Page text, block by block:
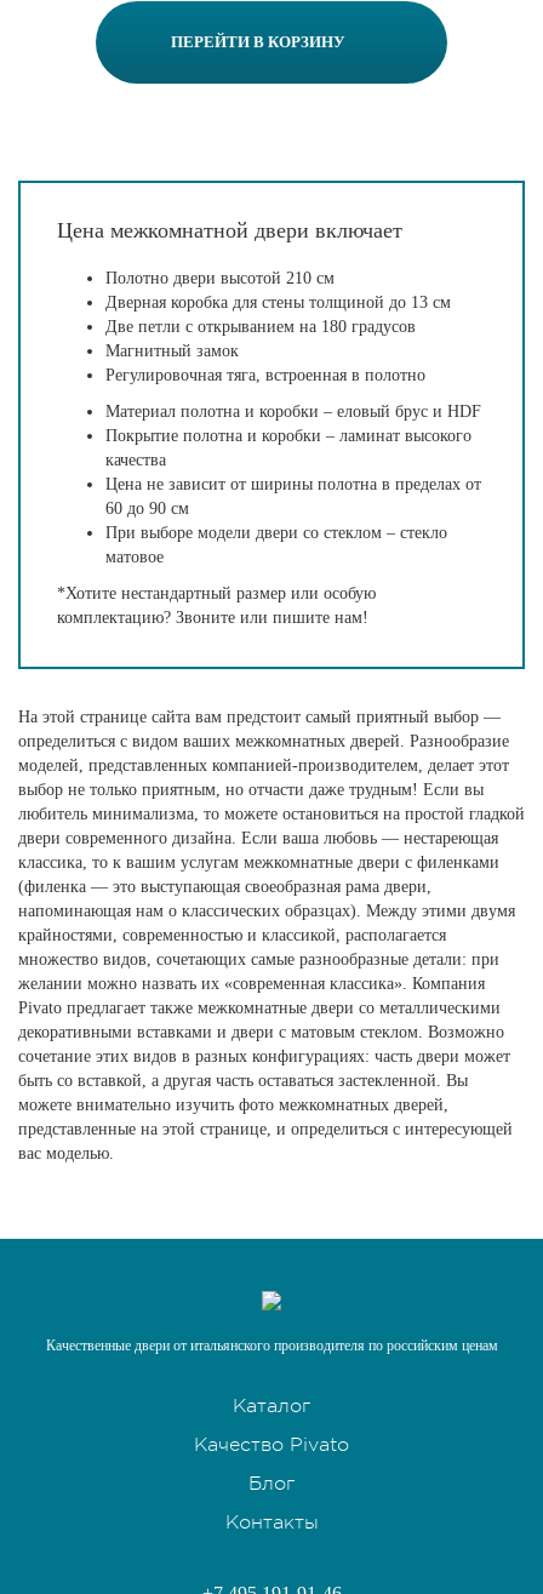
ПЕРЕЙТИ В КОРЗИНУ
Цена межкомнатной двери включает
Полотно двери высотой 210 см
Дверная коробка для стены толщиной до 13 см
Две петли с открыванием на 180 градусов
Магнитный замок
Регулировочная тяга, встроенная в полотно
Материал полотна и коробки – еловый брус и HDF
Покрытие полотна и коробки – ламинат высокого
качества
Цена не зависит от ширины полотна в пределах от
60 до 90 см
При выборе модели двери со стеклом – стекло
матовое
*Хотите нестандартный размер или особую
комплектацию? Звоните или пишите нам!
На этой странице сайта вам предстоит самый приятный выбор —
определиться с видом ваших межкомнатных дверей. Разнообразие
моделей, представленных компанией-производителем, делает этот
выбор не только приятным, но отчасти даже трудным! Если вы
любитель минимализма, то можете остановиться на простой гладкой
двери современного дизайна. Если ваша любовь — нестареющая
классика, то к вашим услугам межкомнатные двери с филенками
(филенка — это выступающая своеобразная рама двери,
напоминающая нам о классических образцах). Между этими двумя
крайностями, современностью и классикой, располагается
множество видов, сочетающих самые разнообразные детали: при
желании можно назвать их «современная классика». Компания
Pivato предлагает также межкомнатные двери со металлическими
декоративными вставками и двери с матовым стеклом. Возможно
сочетание этих видов в разных конфигурациях: часть двери может
быть со вставкой, а другая часть оставаться застекленной. Вы
можете внимательно изучить фото межкомнатных дверей,
представленные на этой странице, и определиться с интересующей
вас моделью.
Качественные двери от итальянского производителя по российским ценам
Каталог
Качество Pivato
Блог
Контакты